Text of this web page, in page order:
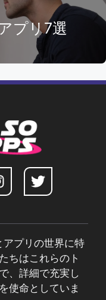
プリ7選
プリの世界に特
ちはこれらのト
、詳細で充実し
使命としていま